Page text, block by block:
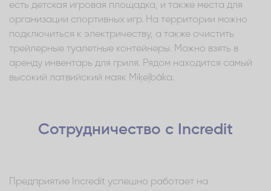
есть детская игровая площадка, и также места для
организации спортивных игр. На территории можно
подключиться к электричеству, а также очистить
трейлерные туалетные контейнеры. Можно взять в
аренду инвентарь для гриля. Рядом находится самый
высокий латвийский маяк Miķeļbāka.
Сотрудничество с Incredit
Предприятие Incredit успешно работает на